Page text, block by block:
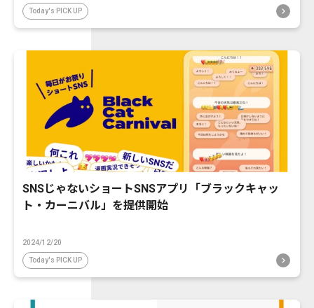
Today's PICK UP
SNSじゃないショートSNSアプリ「ブラックキャッ
ト・カーニバル」を提供開始
2024/12/20
Today's PICK UP